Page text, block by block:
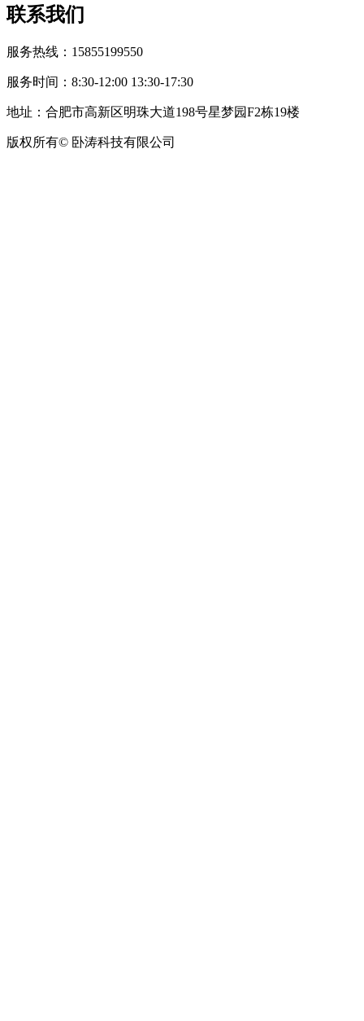
联系我们
服务热线：15855199550
服务时间：8:30-12:00 13:30-17:30
地址：合肥市高新区明珠大道198号星梦园F2栋19楼
版权所有© 卧涛科技有限公司